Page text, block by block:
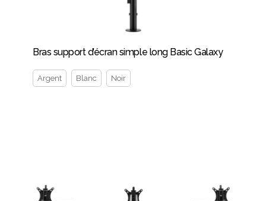
Bras support d’écran simple long Basic Galaxy
Argent Blanc Noir